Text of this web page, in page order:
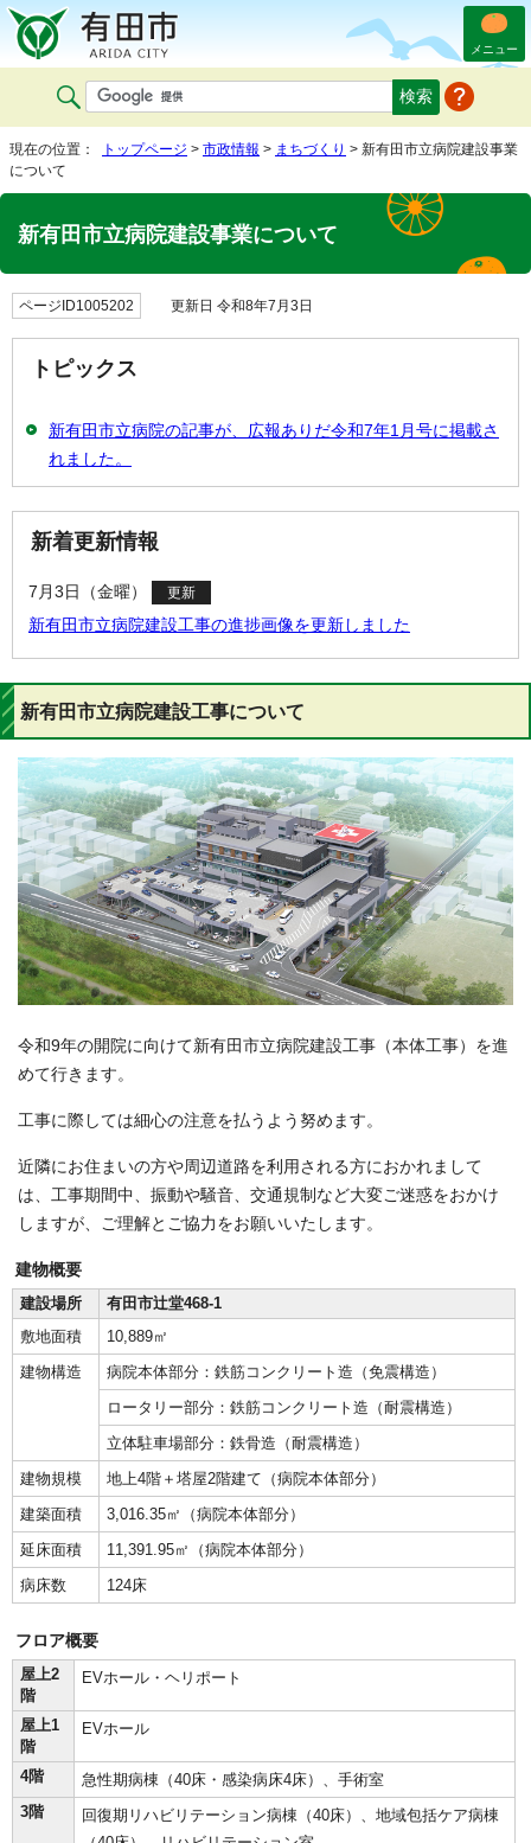
メニュー
現在の位置： トップページ > 市政情報 > まちづくり > 新有田市立病院建設事業
について
新有田市立病院建設事業について
ページID1005202 更新日 令和8年7月3日
トピックス
新有田市立病院の記事が、広報ありだ令和7年1月号に掲載さ
れました。
新着更新情報
7月3日（金曜） 更新
新有田市立病院建設工事の進捗画像を更新しました
新有田市立病院建設工事について
令和9年の開院に向けて新有田市立病院建設工事（本体工事）を進
めて行きます。
工事に際しては細心の注意を払うよう努めます。
近隣にお住まいの方や周辺道路を利用される方におかれまして
は、工事期間中、振動や騒音、交通規制など大変ご迷惑をおかけ
しますが、ご理解とご協力をお願いいたします。
建物概要
建設場所
有田市辻堂468-1
敷地面積
10,889㎡
建物構造
病院本体部分：鉄筋コンクリート造（免震構造）
ロータリー部分：鉄筋コンクリート造（耐震構造）
立体駐車場部分：鉄骨造（耐震構造）
建物規模
地上4階＋塔屋2階建て（病院本体部分）
建築面積
3,016.35㎡（病院本体部分）
延床面積
11,391.95㎡（病院本体部分）
病床数
124床
フロア概要
屋上2
階
EVホール・ヘリポート
屋上1
階
EVホール
4階
急性期病棟（40床・感染病床4床）、手術室
3階
回復期リハビリテーション病棟（40床）、地域包括ケア病棟